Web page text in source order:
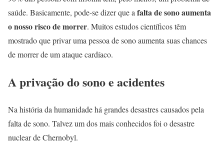
saúde. Basicamente, pode-se dizer que a falta de sono aumenta
o nosso risco de morrer. Muitos estudos científicos têm
mostrado que privar uma pessoa de sono aumenta suas chances
de morrer de um ataque cardíaco.
A privação do sono e acidentes
Na história da humanidade há grandes desastres causados ​​pela
falta de sono. Talvez um dos mais conhecidos foi o desastre
nuclear de Chernobyl.